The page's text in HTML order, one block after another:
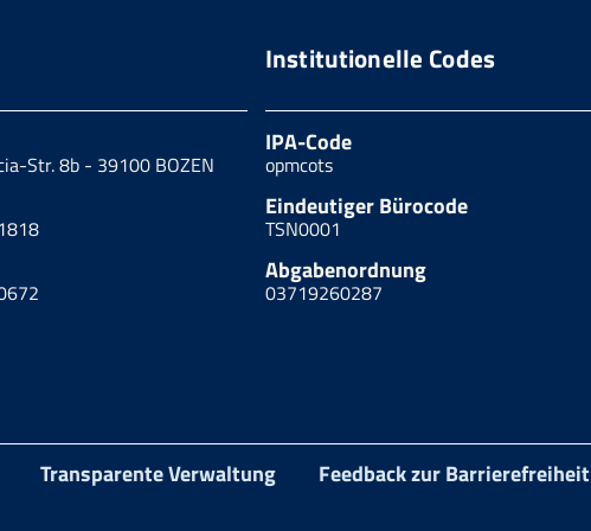
Str. 8b - 39100 BOZEN
Institutionelle Codes
IPA-Code
opmcots
Eindeutiger Bürocode
TSN0001
Abgabenordnung
03719260287
Transparente Verwaltung Feedback zur Barrierefreiheit